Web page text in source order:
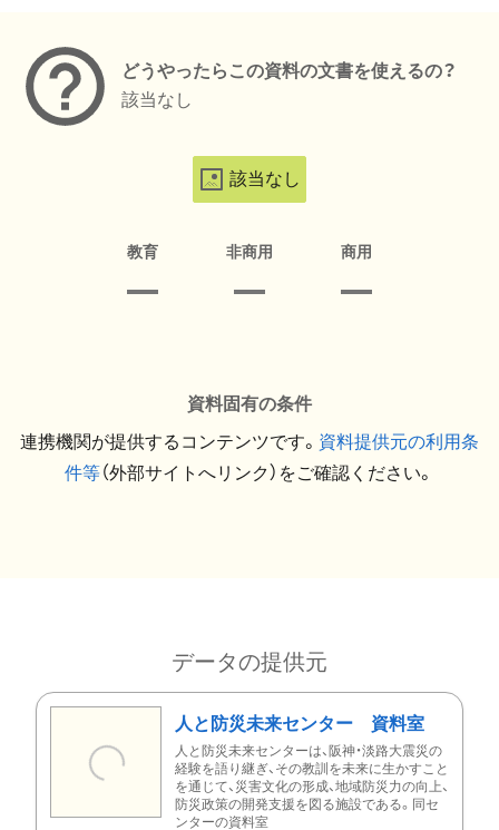
どうやったらこの資料の文書を使えるの？
該当なし
該当なし
教育 非商用 商用
資料固有の条件
連携機関が提供するコンテンツです。 資料提供元の利用条
件等（外部サイトへリンク）をご確認ください。
データの提供元
人と防災未来センター 資料室
人と防災未来センターは、阪神・淡路大震災の
経験を語り継ぎ、その教訓を未来に生かすこと
を通じて、災害文化の形成、地域防災力の向上、
防災政策の開発支援を図る施設である。同セ
ンターの資料室